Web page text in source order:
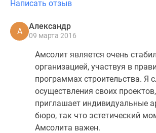
Написать отзыв
А
Александр
09 марта 2016
Амсолит является очень
организацией, участвуя в
программах строительства. Я
осуществления своих
приглашает индивидуальные
бюро, так что эстетический
Амсолита важен.